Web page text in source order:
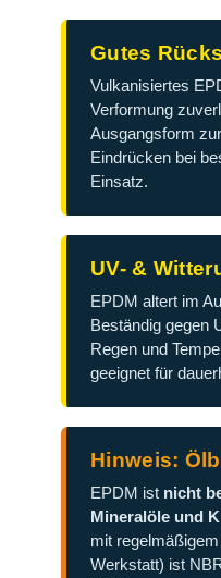
Gutes
Vulkanisiertes
Verformung
Ausgangsform
Eindrücken bei
Einsatz.
UV- &
EPDM altert im
Beständig gegen
Regen und
geeignet für
Hinweis:
EPDM ist nicht
Mineralöle und
mit
Werkstatt) ist